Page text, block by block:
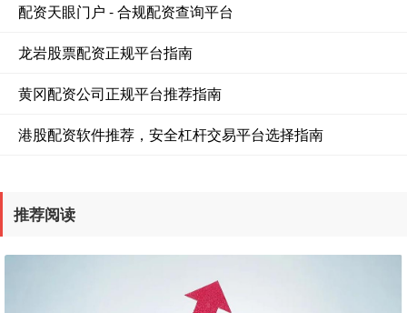
配资天眼门户 - 合规配资查询平台
龙岩股票配资正规平台指南
黄冈配资公司正规平台推荐指南
港股配资软件推荐，安全杠杆交易平台选择指南
推荐阅读